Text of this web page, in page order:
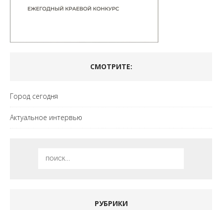
СМОТРИТЕ:
Город сегодня
Актуальное интервью
РУБРИКИ